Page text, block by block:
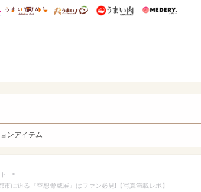
研 ディズニー特集
mimot. うまいめし うまいパン うまい肉
ンアイテム
>
に迫る『空想脅威展』はファン必見!【写真満載レポ】